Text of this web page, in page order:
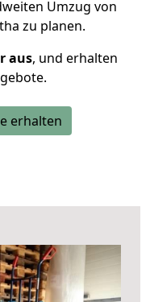
Umzug von
zu planen.
aus, und erhalten
erhalten